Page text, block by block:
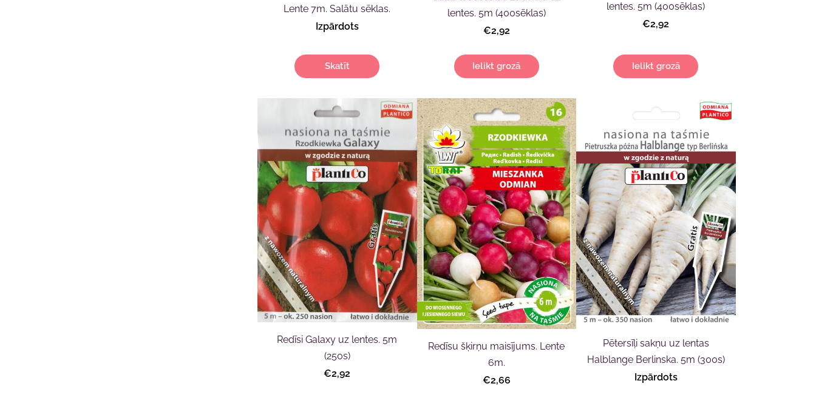
Lente 7m. Salātu sēklas.
Izpārdots
Skatīt
lentes. 5m (400sēklas)
€2,92
Ielikt grozā
lentes. 5m (400sēklas)
€2,92
Ielikt grozā
Redīsi Galaxy uz lentes. 5m
(250s)
€2,92
Redīsu šķirņu maisījums. Lente
6m.
€2,66
Pētersīļi sakņu uz lentas
Halblange Berlinska. 5m (300s)
Izpārdots